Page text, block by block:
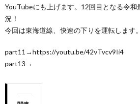
YouTubeにも上げます。12回目となる令
況！
今回は東海道線、快速の下りを運転します。
part11→https://youtu.be/42vTvcv9Ii4
part13→